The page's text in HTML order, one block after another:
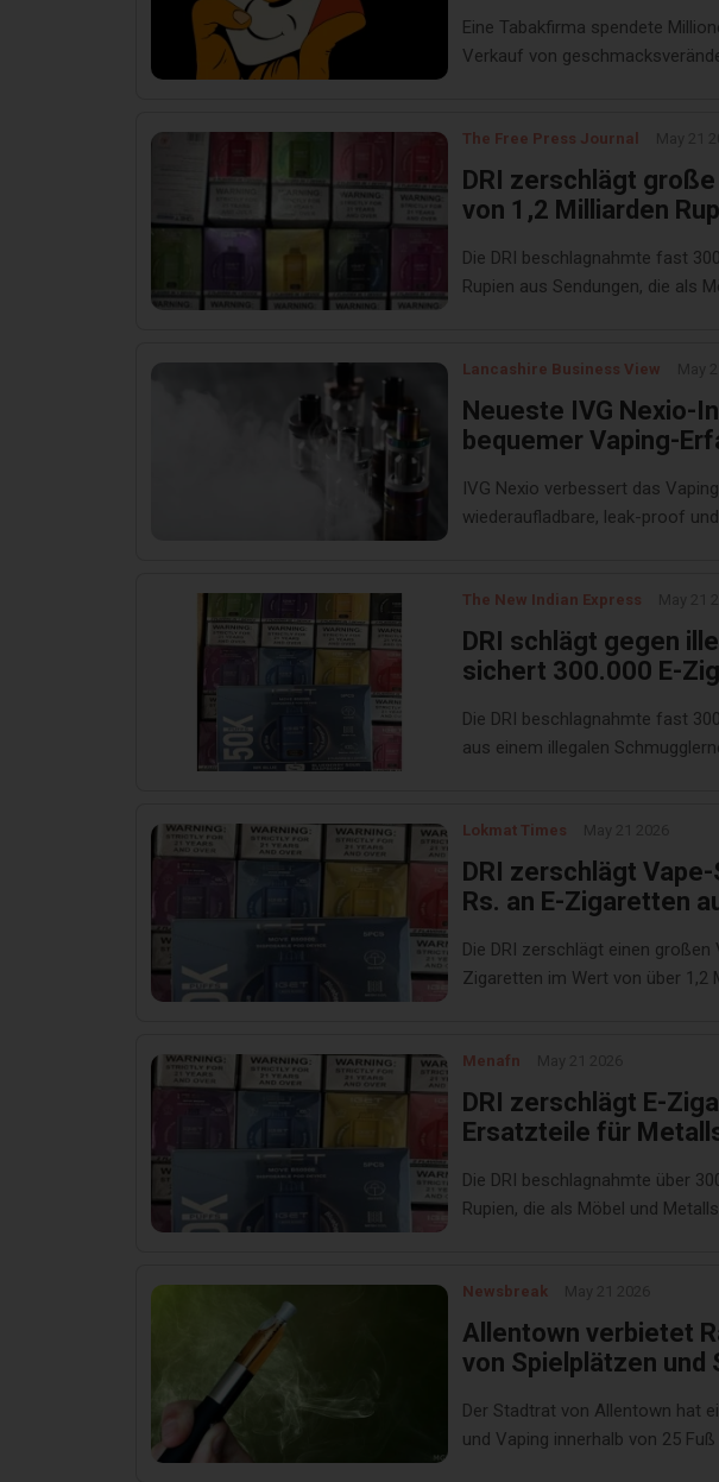
Eine Tabakfirma spendete
Verkauf von
The Free Press Journal
DRI zerschlägt
von 1,2 Milliarden
Die DRI beschlagnahmte fast
Rupien aus Sendungen, die als
Lancashire Business View
Neueste IVG Nexio-
bequemer Vaping-
IVG Nexio verbessert das
wiederaufladbare, leak-proof
The New Indian Express
DRI schlägt gegen
sichert 300.000 E-
Die DRI beschlagnahmte fast
aus einem illegalen
Lokmat Times
DRI zerschlägt
Rs. an E-Zigaretten
Die DRI zerschlägt einen
Zigaretten im Wert von über 1,2
Menafn
DRI zerschlägt E-
Ersatzteile für
Die DRI beschlagnahmte über
Rupien, die als Möbel und
Newsbreak
Allentown verbietet
von Spielplätzen und
Der Stadtrat von Allentown hat
und Vaping innerhalb von 25